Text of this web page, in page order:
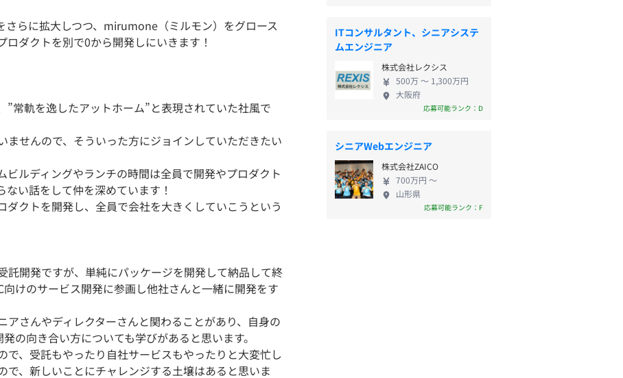
さらに拡大しつつ、mirumone（ミルモン）をグロース
ダクトを別で0から開発しにいきます！
”常軌を逸したアットホーム”と表現されていた社風で
ませんので、そういった方にジョインしていただきたい
ビルディングやランチの時間は全員で開発やプロダクト
い話をして仲を深めています！
ダクトを開発し、全員で会社を大きくしていこうという
託開発ですが、単純にパッケージを開発して納品して終
けのサービス開発に参画し他社さんと一緒に開発をす
アさんやディレクターさんと関わることがあり、自身の
の向き合い方についても学びがあると思います。
で、受託もやったり自社サービスもやったりと大変忙し
で、新しいことにチャレンジする土壌はあると思いま
ITコンサルタント、シニアシステ
ムエンジニア
株式会社レクシス
500万 〜 1,300万円
大阪府
応募可能ランク：D
シニアWebエンジニア
株式会社ZAICO
700万円 〜
山形県
応募可能ランク：F